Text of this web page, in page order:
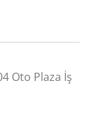
Oto Plaza İş